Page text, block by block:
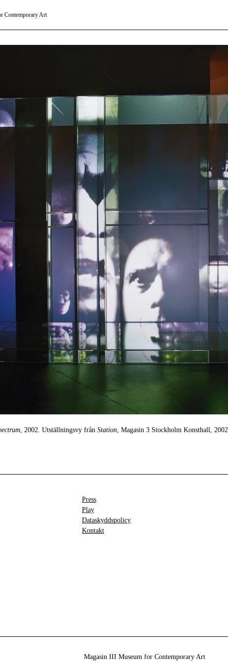
Contemporary Art
, 2002. Utställningsvy från Station , Magasin 3 Stockholm Konsthall, 2002.
Press
Play
Dataskyddspolicy
Kontakt
Magasin III Museum for Contemporary Art